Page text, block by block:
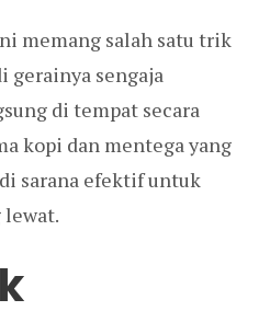
memang salah satu trik
gerainya sengaja
di tempat secara
kopi dan mentega yang
sarana efektif untuk